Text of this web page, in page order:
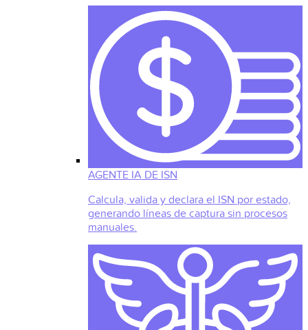
AGENTE IA DE ISN
Calcula, valida y declara el ISN por estado,
generando líneas de captura sin procesos
manuales.